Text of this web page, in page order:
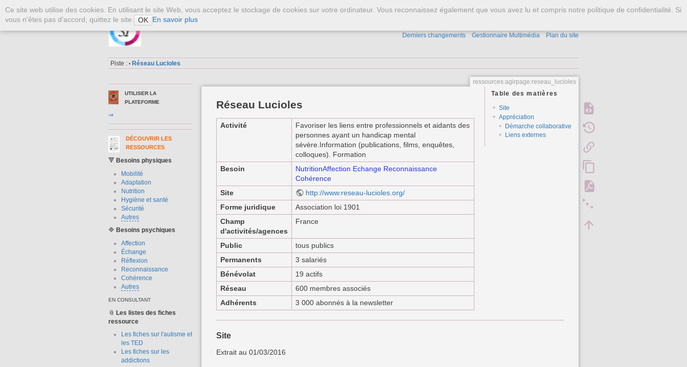
La Plateforme Stevenson
S'identifier
Derniers changements Gestionnaire Multimédia Plan du site
Piste : • Réseau Lucioles
UTILISER LA
PLATEFORME
⇒
DÉCOUVRIR LES
RESSOURCES
🔻 Besoins physiques
Mobilité
Adaptation
Nutrition
Hygiène et santé
Sécurité
Autres
🔷 Besoins psychiques
Affection
Échange
Réflexion
Reconnaissance
Cohérence
Autres
EN CONSULTANT
📎 Les listes des fiches
ressource
Les fiches sur l'autisme et
les TED
Les fiches sur les
addictions
ressources:agirpage:reseau_lucioles
Table des matières
Site
Appréciation
Démarche collaborative
Liens externes
Réseau Lucioles
Activité
Favoriser les liens entre professionnels et aidants des
personnes ayant un handicap mental
sévère.Information (publications, films, enquêtes,
colloques). Formation
Besoin
NutritionAffection Echange Reconnaissance
Cohérence
Site
http://www.reseau-lucioles.org/
Forme juridique
Association loi 1901
Champ
d'activités/agences
France
Public
tous publics
Permanents
3 salariés
Bénévolat
19 actifs
Réseau
600 membres associés
Adhérents
3 000 abonnés à la newsletter
Site
Extrait au 01/03/2016
Ce site web utilise des cookies. En utilisant le site Web, vous acceptez le stockage de cookies sur votre ordinateur. Vous reconnaissez également que vous avez lu et compris notre politique de confidentialité. Si
vous n'êtes pas d'accord, quittez le site.
OK En savoir plus